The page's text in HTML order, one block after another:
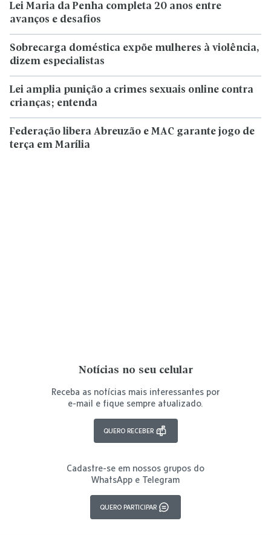
Lei Maria da Penha completa 20 anos entre
avanços e desafios
Sobrecarga doméstica expõe mulheres à violência,
dizem especialistas
Lei amplia punição a crimes sexuais online contra
crianças; entenda
Federação libera Abreuzão e MAC garante jogo de
terça em Marília
Notícias no seu celular
Receba as notícias mais interessantes por
e-mail e fique sempre atualizado.
QUERO RECEBER
Cadastre-se em nossos grupos do
WhatsApp e Telegram
QUERO PARTICIPAR